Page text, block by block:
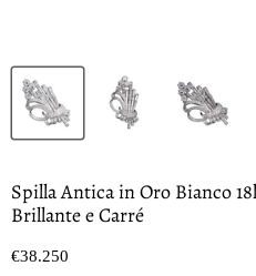
Spilla Antica in Oro Bianco
Brillante e Carré
Prezzo oggi
€38.250